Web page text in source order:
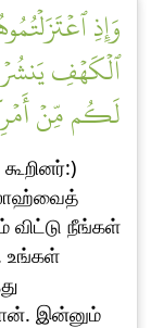
وَإِذِ
ٱلۡكَهۡفِ
لَكُم مِّنۡ
விட்டு நீங்கள்
உங்கள்
இன்னும்